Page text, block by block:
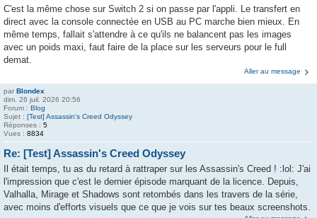
C'est la même chose sur Switch 2 si on passe par l'appli. Le transfert en
direct avec la console connectée en USB au PC marche bien mieux. En
même temps, fallait s'attendre à ce qu'ils ne balancent pas les images
avec un poids maxi, faut faire de la place sur les serveurs pour le full
demat.
Aller au message
par Blondex
dim. 26 juil. 2026 20:56
Forum : Blog
Sujet : [Test] Assassin's Creed Odyssey
Réponses : 5
Vues : 8834
Re: [Test] Assassin's Creed Odyssey
Il était temps, tu as du retard à rattraper sur les Assassin's Creed ! :lol: J'ai
l'impression que c'est le dernier épisode marquant de la licence. Depuis,
Valhalla, Mirage et Shadows sont retombés dans les travers de la série,
avec moins d'efforts visuels que ce que je vois sur tes beaux screenshots.